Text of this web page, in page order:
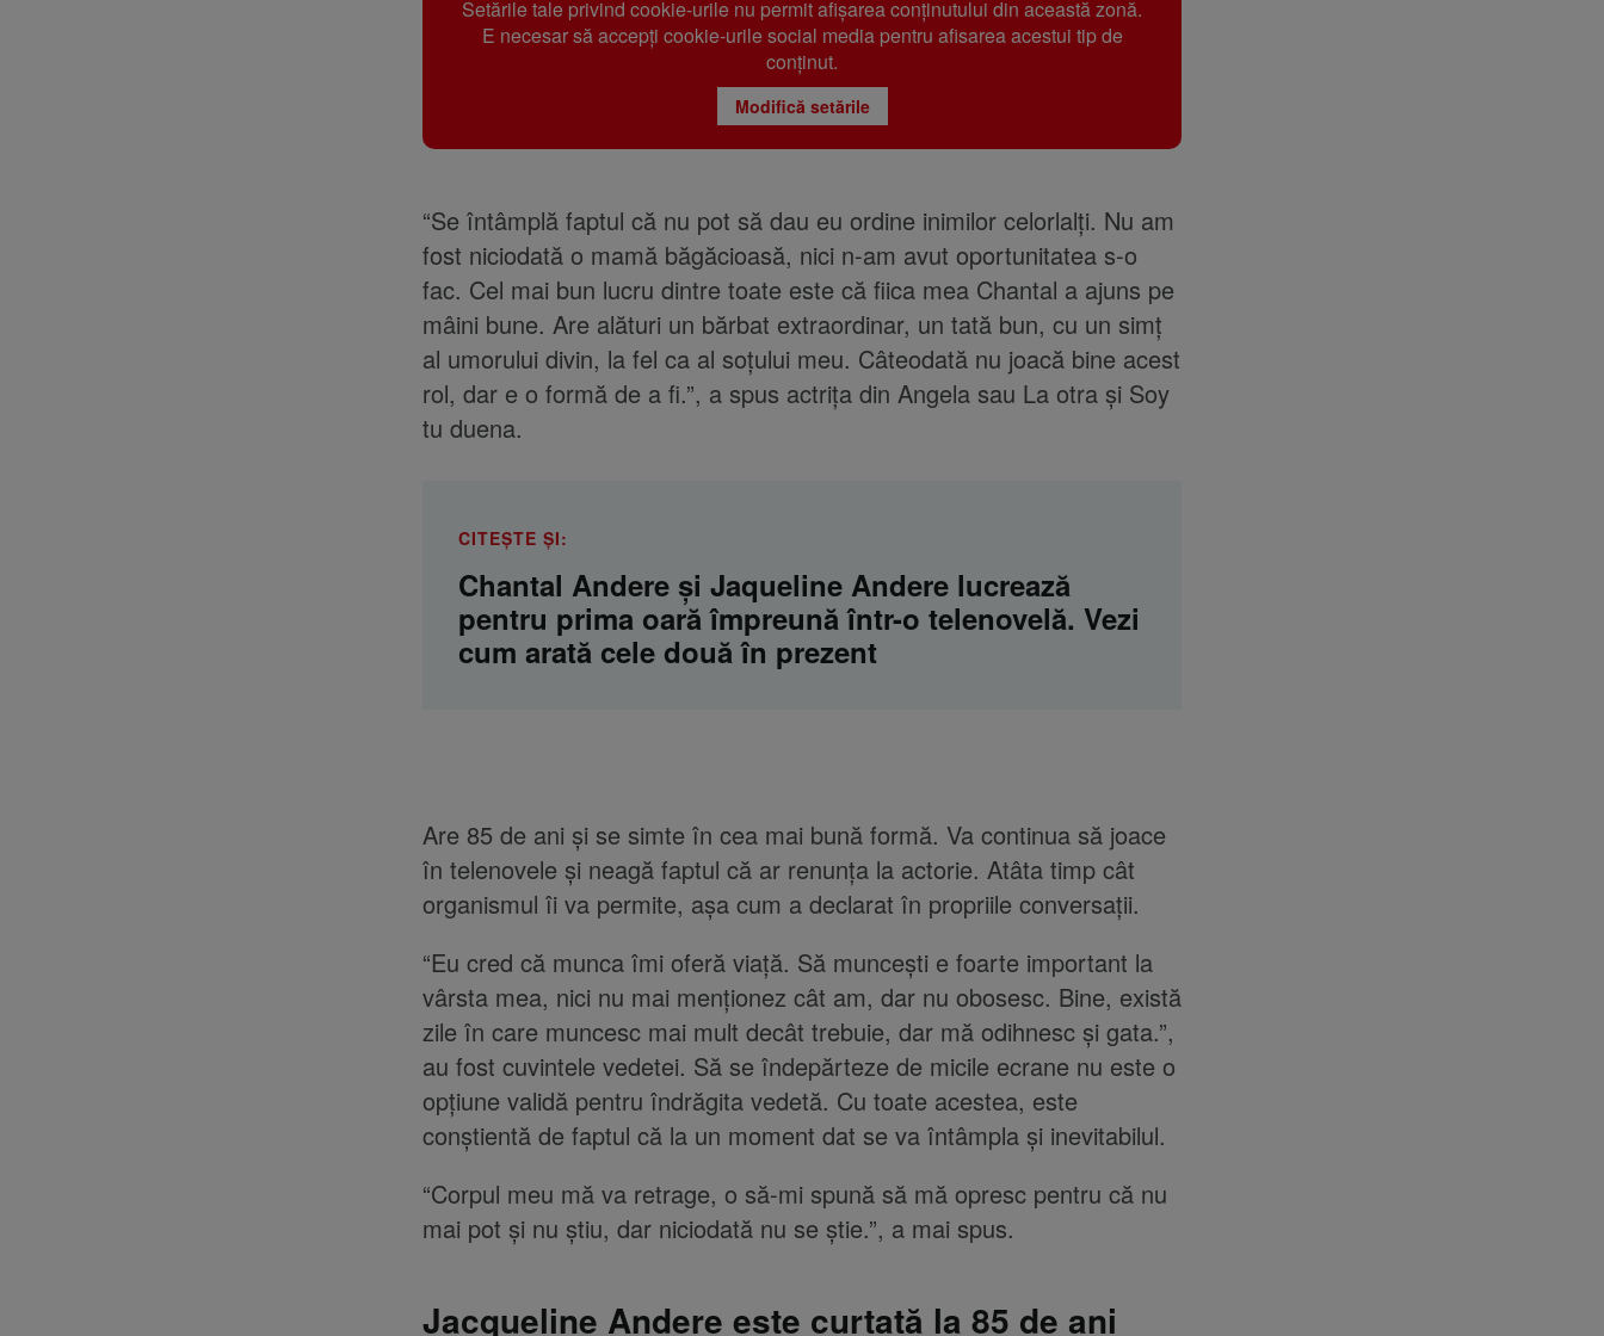
Setările tale privind cookie-urile nu permit afișarea conținutului din această zonă.
E necesar să accepți cookie-urile social media pentru afisarea acestui tip de
conținut.
Modifică setările
“Se întâmplă faptul că nu pot să dau eu ordine inimilor celorlalți. Nu am
fost niciodată o mamă băgăcioasă, nici n-am avut oportunitatea s-o
fac. Cel mai bun lucru dintre toate este că fiica mea Chantal a ajuns pe
mâini bune. Are alături un bărbat extraordinar, un tată bun, cu un simț
al umorului divin, la fel ca al soțului meu. Câteodată nu joacă bine acest
rol, dar e o formă de a fi.”, a spus actrița din Angela sau La otra și Soy
tu duena.
CITEȘTE ȘI:
Chantal Andere și Jaqueline Andere lucrează
pentru prima oară împreună într-o telenovelă. Vezi
cum arată cele două în prezent
Are 85 de ani și se simte în cea mai bună formă. Va continua să joace
în telenovele și neagă faptul că ar renunța la actorie. Atâta timp cât
organismul îi va permite, așa cum a declarat în propriile conversații.
“Eu cred că munca îmi oferă viață. Să muncești e foarte important la
vârsta mea, nici nu mai menționez cât am, dar nu obosesc. Bine, există
zile în care muncesc mai mult decât trebuie, dar mă odihnesc și gata.”,
au fost cuvintele vedetei. Să se îndepărteze de micile ecrane nu este o
opțiune validă pentru îndrăgita vedetă. Cu toate acestea, este
conștientă de faptul că la un moment dat se va întâmpla și inevitabilul.
“Corpul meu mă va retrage, o să-mi spună să mă opresc pentru că nu
mai pot și nu știu, dar niciodată nu se știe.”, a mai spus.
Jacqueline Andere este curtată la 85 de ani